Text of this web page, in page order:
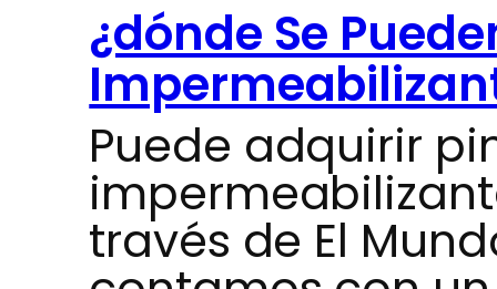
¿dónde Se
Puede adquirir
través de El